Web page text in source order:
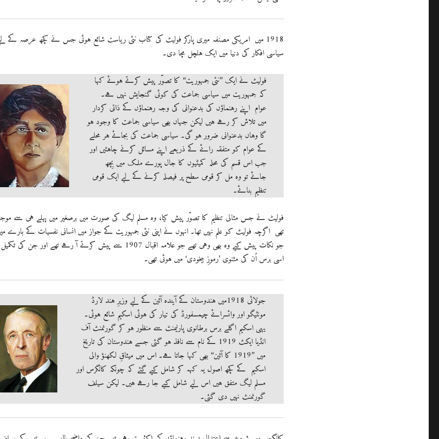
1918 میں امریکی مصنفہ میری پارکر فولیٹ کی کتاب نئی ریاست شائع ہوئی جس نے کچھ عرصہ کے
سیاسی افکار کی دنیا میں ایک ہلچل مچا دی۔
فولیٹ نے ایک ’’نئی جمہوریت‘‘ کا تصوّر پیش کرتے ہوئے کہا
کہ جمہوریت میں سیاسی جماعت کی کوئی گنجایش نہیں ہے۔
عوام اپنے رہنماؤں کی بدعنوانی کی وجہ رہنماؤں کے ذاتی کردار
میں تلاش کر رہے ہیں لیکن جہاں بھی سیاسی جماعت کا وجود ہو
گا وہاں بدعنوانی ضرور ہو گی۔ سیاسی جماعت کی بجائے ہر محلے
کے عوام کو متفقہ رائے کے ذریعے اپنے مسائل کرنے چاہئیں اور
جب اس قسم کی محلہ کمیٹیوں کا جال پورے ملک میں بِچھ
جائے تو وہ مل کر قومی سطح پر فیصلہ کرنے کے لیے ایک قومی
تنظیم بنائے۔
فولیٹ نے جس مثالی تنظیم کا تصوّر پیش کیا، وہ مسلم لیگ کی صورت میں برصغیر میں پہلے ہی سے
تھی اگرچہ فولیٹ کو علم نہیں تھا۔ انہوں نے اپنی نئی جمہوریت کے جواز میں انسانی نفسیات کے بارے
جو نکات پیش کیے وہ بھی وہی تھے جو علامہ اقبال 1907 سے پیش کرتے آ رہے تھے اور جن کی تکمیل
اسی برس اُن کی مثنوی ’رموزِ بیخودی‘ میں ہوئی تھی۔
جولائی 1918میں ہندوستان کے آیندہ آئین کے لیے وزیرِ ہند لارڈ
مونٹیگو اور وائسرائے چیمسفورڈ کی تیار کی ہوئی اسکیم شائع ہوئی۔
یہی اسکیم اگلے برس برطانوی پارلیمنٹ سے منظور ہو کر گورنمنٹ آف
انڈیا ایکٹ 1919 کے نام سے نافذ ہو گئی جسے ہندوستان کی تاریخ
میں ’’1919 کا آئین‘‘ بھی کہا جاتا ہے۔ اس میں میثاقِ لکھنؤ والی
اسکیم کے کچھ اصول یہ کہہ کر شامل کیے گئے کہ چونکہ کانگرس اور
مسلم لیگ متفق ہیں اس لیے شامل کیے جا رہے ہیں۔ لیکن سیلف
گورنمنٹ نہیں دی گئی۔